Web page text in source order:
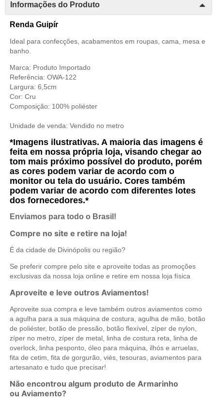
Informações do Produto
Renda Guipír
Ideal para confecções, acabamentos em roupas, cama, mesa e
banho.
Marca: Produto Importado
Referência: OWA-122
Largura: 6,5cm
Cor: Cru
Composição: 100% poliéster
Unidade de venda: Vendido no metro
*Imagens ilustrativas. A maioria das imagens é
feita em nossa própria loja, visando chegar ao
tom mais próximo possível do produto, porém
as cores podem variar de acordo com o
monitor ou tela do usuário. Cores também
podem variar de acordo com diferentes lotes
dos fornecedores.*
Enviamos para todo o Brasil!
Compre no site e retire na loja!
É da cidade de Divinópolis ou região?
Se preferir compre pelo site e aproveite todas as promoções
exclusivas da nossa loja online e retire em nossa loja física
Aproveite e leve outros Aviamentos!
Aproveite sua compra e leve também outros aviamentos como
a agulha para a sua máquina de costura, agulha de mão, botão
de poliéster, botão de pressão, botão flexível, zíper de nylon,
zíper no metro, zíper de metal, linha de costura reta, linha de
overlock, linha pesponto, óleo para máquina, ilhós e arruelas,
fita de cetim, fita de gorgurão, viés, tesouras, aviamentos para
artesanato e tudo que precisar!
Não encontrou algum produto de Armarinho
ou Aviamento?